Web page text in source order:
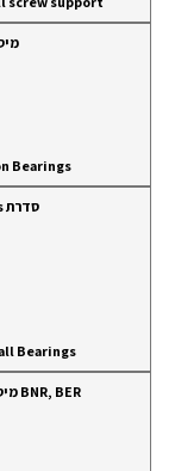
Bearings
סדרת BGR BGR Super Precision Bearings
Bearings
BNR, BER מיסבים כדוריים זוויתיים למהירות אולטרה גבוהה